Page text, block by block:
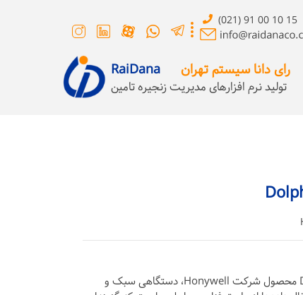
(021) 91 00 10 15
رای دانا سیستم تهران RaiDana
تولید نرم افزارهای مدیریت زنجیره تامین
هندهلد (PDA) صنعتی Dolphin 6510 محصول شرکت Honywell، دستگاهی سبک و